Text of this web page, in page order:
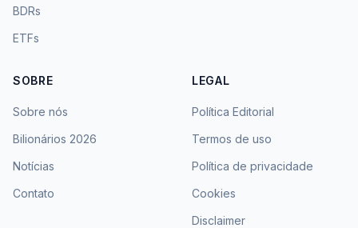
BDRs
ETFs
SOBRE
Sobre nós
Bilionários 2026
Notícias
Contato
LEGAL
Política Editorial
Termos de uso
Política de privacidade
Cookies
Disclaimer